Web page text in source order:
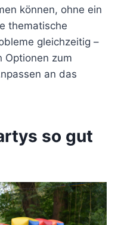
können, ohne ein
thematische
gleichzeitig –
Optionen zum
an das
so gut